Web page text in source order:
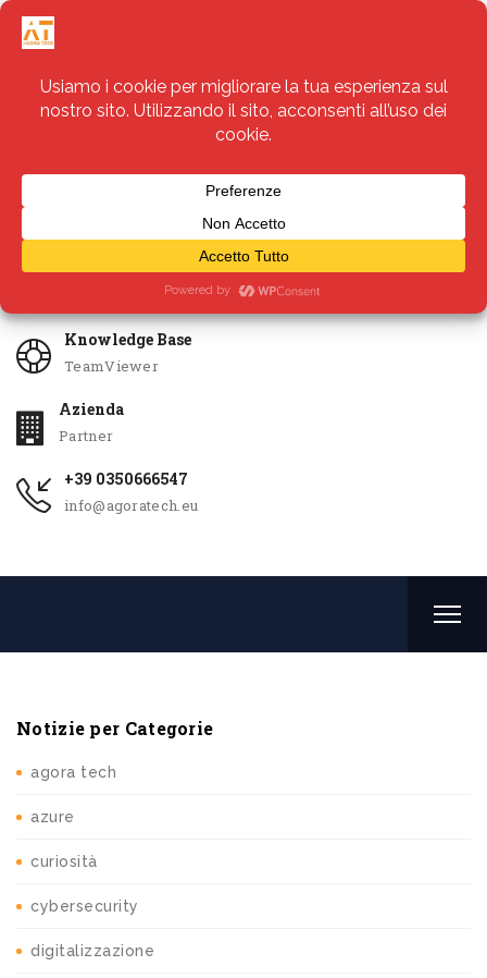
Servizi
Knowledge Base
TeamViewer
Azienda
Partner
+39 0350666547
info@agoratech.eu
Notizie per Categorie
agora tech
azure
curiosità
cybersecurity
digitalizzazione